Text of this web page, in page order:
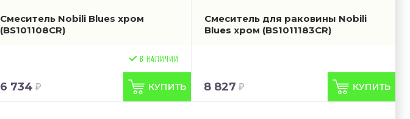
Смеситель Nobili Blues хром
(BS101108CR)
6 734
Смеситель для раковины Nobili
Blues хром (BS1011183CR)
8 827